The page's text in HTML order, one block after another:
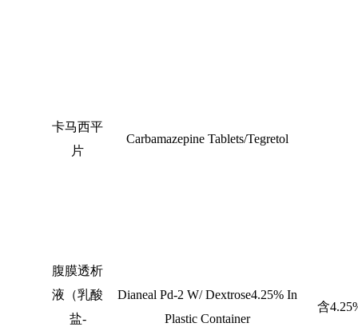
卡马西平
片
Carbamazepine Tablets/Tegretol
腹膜透析
液（乳酸
盐-
Dianeal Pd-2 W/ Dextrose4.25% In
Plastic Container
含